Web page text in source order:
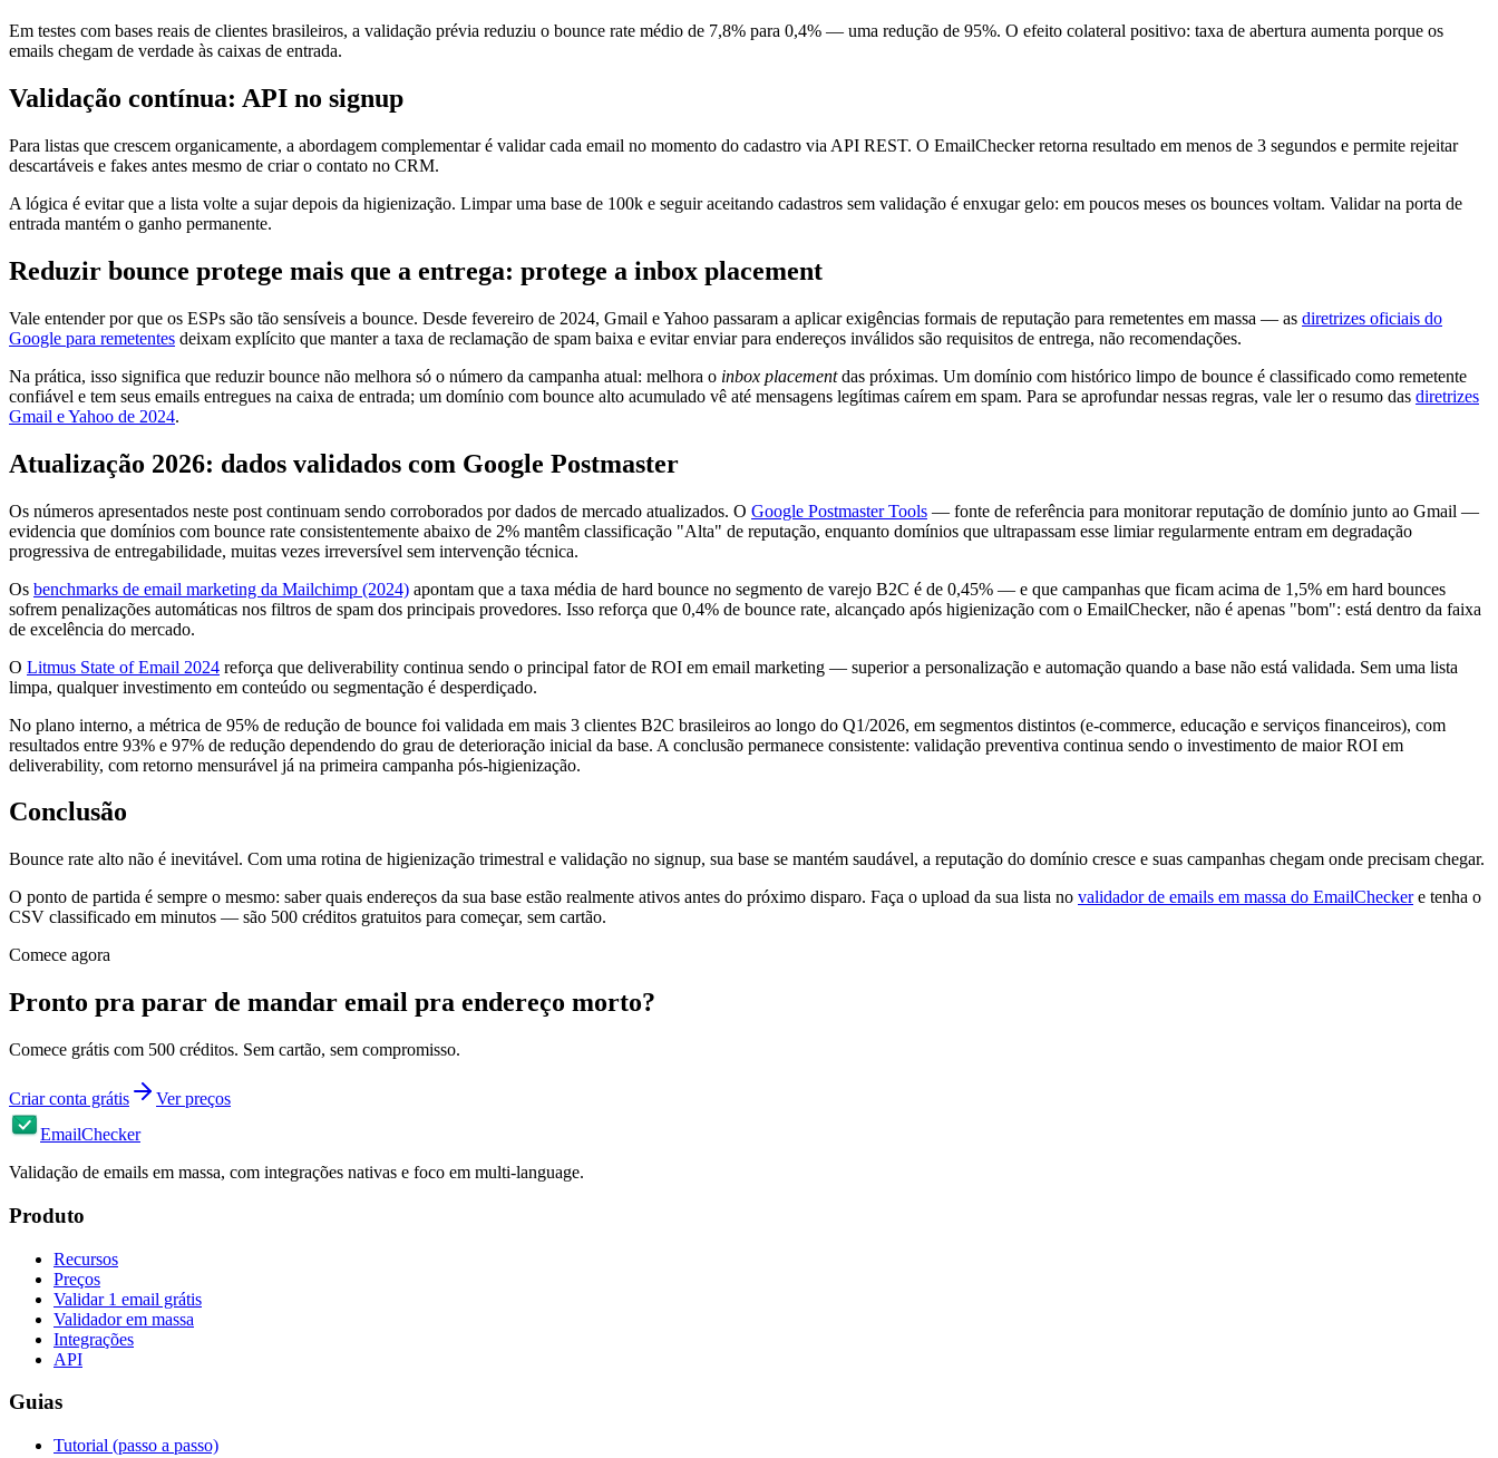
Em testes com bases reais de clientes brasileiros, a validação prévia reduziu o bounce rate médio de 7,8% para 0,4% — uma redução de 95%. O efeito colateral positivo: taxa de abertura aumenta porque os
emails chegam de verdade às caixas de entrada.
Validação contínua: API no signup
Para listas que crescem organicamente, a abordagem complementar é validar cada email no momento do cadastro via API REST. O EmailChecker retorna resultado em menos de 3 segundos e permite rejeitar
descartáveis e fakes antes mesmo de criar o contato no CRM.
A lógica é evitar que a lista volte a sujar depois da higienização. Limpar uma base de 100k e seguir aceitando cadastros sem validação é enxugar gelo: em poucos meses os bounces voltam. Validar na porta de
entrada mantém o ganho permanente.
Reduzir bounce protege mais que a entrega: protege a inbox placement
Vale entender por que os ESPs são tão sensíveis a bounce. Desde fevereiro de 2024, Gmail e Yahoo passaram a aplicar exigências formais de reputação para remetentes em massa — as diretrizes oficiais do
Google para remetentes deixam explícito que manter a taxa de reclamação de spam baixa e evitar enviar para endereços inválidos são requisitos de entrega, não recomendações.
Na prática, isso significa que reduzir bounce não melhora só o número da campanha atual: melhora o inbox placementdas próximas. Um domínio com histórico limpo de bounce é classificado como remetente
confiável e tem seus emails entregues na caixa de entrada; um domínio com bounce alto acumulado vê até mensagens legítimas caírem em spam. Para se aprofundar nessas regras, vale ler o resumo das diretrizes
Gmail e Yahoo de 2024.
Atualização 2026: dados validados com Google Postmaster
Os números apresentados neste post continuam sendo corroborados por dados de mercado atualizados. O Google Postmaster Tools — fonte de referência para monitorar reputação de domínio junto ao Gmail —
evidencia que domínios com bounce rate consistentemente abaixo de 2% mantêm classificação "Alta" de reputação, enquanto domínios que ultrapassam esse limiar regularmente entram em degradação
progressiva de entregabilidade, muitas vezes irreversível sem intervenção técnica.
Os benchmarks de email marketing da Mailchimp (2024) apontam que a taxa média de hard bounce no segmento de varejo B2C é de 0,45% — e que campanhas que ficam acima de 1,5% em hard bounces
sofrem penalizações automáticas nos filtros de spam dos principais provedores. Isso reforça que 0,4% de bounce rate, alcançado após higienização com o EmailChecker, não é apenas "bom": está dentro da faixa
de excelência do mercado.
O Litmus State of Email 2024 reforça que deliverability continua sendo o principal fator de ROI em email marketing — superior a personalização e automação quando a base não está validada. Sem uma lista
limpa, qualquer investimento em conteúdo ou segmentação é desperdiçado.
No plano interno, a métrica de 95% de redução de bounce foi validada em mais 3 clientes B2C brasileiros ao longo do Q1/2026, em segmentos distintos (e-commerce, educação e serviços financeiros), com
resultados entre 93% e 97% de redução dependendo do grau de deterioração inicial da base. A conclusão permanece consistente: validação preventiva continua sendo o investimento de maior ROI em
deliverability, com retorno mensurável já na primeira campanha pós-higienização.
Conclusão
Bounce rate alto não é inevitável. Com uma rotina de higienização trimestral e validação no signup, sua base se mantém saudável, a reputação do domínio cresce e suas campanhas chegam onde precisam chegar.
O ponto de partida é sempre o mesmo: saber quais endereços da sua base estão realmente ativos antes do próximo disparo. Faça o upload da sua lista no validador de emails em massa do EmailCheckere tenha o
CSV classificado em minutos — são 500 créditos gratuitos para começar, sem cartão.
Comece agora
Pronto pra parar de mandar email pra endereço morto?
Comece grátis com 500 créditos. Sem cartão, sem compromisso.
Criar conta grátis
Ver preços
EmailChecker
Validação de emails em massa, com integrações nativas e foco em multi-language.
Produto
Recursos
Preços
Validar 1 email grátis
Validador em massa
Integrações
API
Guias
Tutorial (passo a passo)